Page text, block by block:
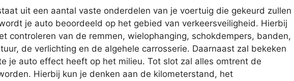
uit een aantal vaste onderdelen van je voertuig die gekeurd zullen
je auto beoordeeld op het gebied van verkeersveiligheid. Hierbij
controleren van de remmen, wielophanging, schokdempers, banden,
de verlichting en de algehele carrosserie. Daarnaast zal bekeken
je auto effect heeft op het milieu. Tot slot zal alles omtrent de
Hierbij kun je denken aan de kilometerstand, het